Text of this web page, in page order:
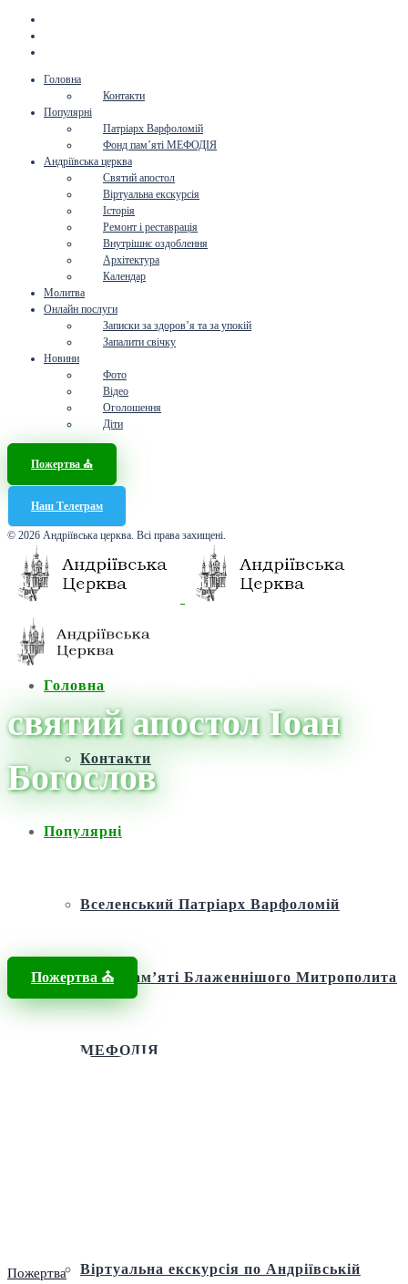
Головна
Контакти
Популярні
Патріарх Варфоломій
Фонд пам’яті МЕФОДІЯ
Андріївська церква
Святий апостол
Віртуальна екскурсія
Історія
Ремонт і реставрація
Внутрішнє оздоблення
Архітектура
Календар
Молитва
Онлайн послуги
Записки за здоров’я та за упокій
Запалити свічку
Новини
Фото
Відео
Оголошення
Діти
Пожертва ⛪️
Наш Телеграм
© 2026 Андріївська церква. Всі права захищені.
Головна
Контакти
Популярні
Вселенський Патріарх Варфоломій
Фонд пам’яті Блаженнішого Митрополита
МЕФОДІЯ
Віртуальна екскурсія по Андріївській
Пожертва ⛪️
святий апостол Іоан
Богослов
Головна / Новини /святий апостол Іоан Богослов
Пожертва